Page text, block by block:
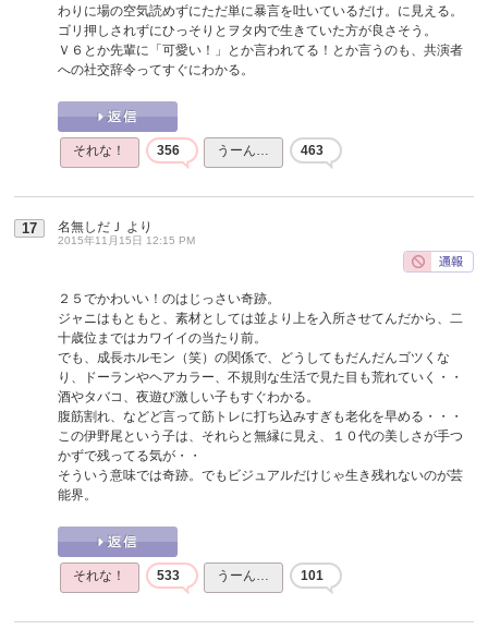
わりに場の空気読めずにただ単に暴言を吐いているだけ。に見える。
ゴリ押しされずにひっそりとヲタ内で生きていた方が良さそう。
Ｖ６とか先輩に「可愛い！」とか言われてる！とか言うのも、共演者
への社交辞令ってすぐにわかる。
それな！ 356 うーん… 463
17 名無しだＪ より
2015年11月15日 12:15 PM
２５でかわいい！のはじっさい奇跡。
ジャニはもともと、素材としては並より上を入所させてんだから、二
十歳位まではカワイイの当たり前。
でも、成長ホルモン（笑）の関係で、どうしてもだんだんゴツくな
り、ドーランやヘアカラー、不規則な生活で見た目も荒れていく・・
酒やタバコ、夜遊び激しい子もすぐわかる。
腹筋割れ、などど言って筋トレに打ち込みすぎも老化を早める・・・
この伊野尾という子は、それらと無縁に見え、１０代の美しさが手つ
かずで残ってる気が・・
そういう意味では奇跡。でもビジュアルだけじゃ生き残れないのが芸
能界。
それな！ 533 うーん… 101